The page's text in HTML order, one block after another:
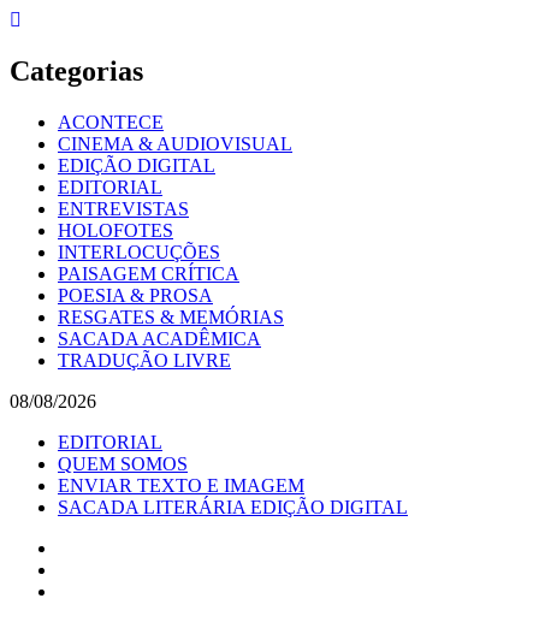
Skip
content
Categorias
ACONTECE
CINEMA & AUDIOVISUAL
EDIÇÃO DIGITAL
EDITORIAL
ENTREVISTAS
HOLOFOTES
INTERLOCUÇÕES
PAISAGEM CRÍTICA
POESIA & PROSA
RESGATES & MEMÓRIAS
SACADA ACADÊMICA
TRADUÇÃO LIVRE
08/08/2026
EDITORIAL
QUEM SOMOS
ENVIAR TEXTO E IMAGEM
SACADA LITERÁRIA EDIÇÃO DIGITAL